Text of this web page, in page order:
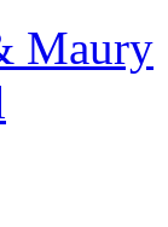
Maury